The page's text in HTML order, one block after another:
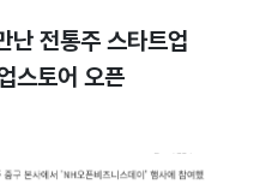
난 전통주 스타트업
스토어 오픈